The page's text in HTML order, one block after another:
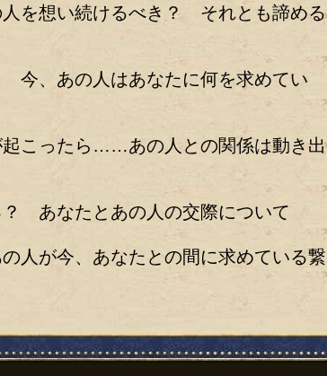
人を想い続けるべき？ それとも諦める
今、あの人はあなたに何を求めてい
起こったら……あの人との関係は動き出
あなたとあの人の交際について
人が今、あなたとの間に求めている繋